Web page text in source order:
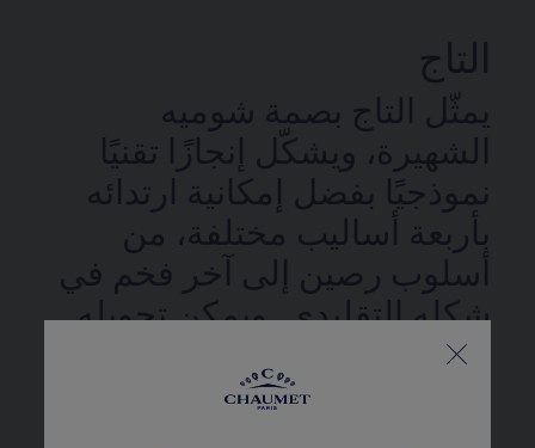
التاج
يمثّل التاج بصمة شوميه
الشهيرة، ويشكّل إنجازًا تقنيًا
نموذجيًا بفضل إمكانية ارتدائه
بأربعة أساليب مختلفة، من
أسلوب رصين إلى آخر فخم في
شكله التقليدي. ويمكن تحويله
إلى قناع جريء أو بروشات
متنوعة. تُحفّز أجنحته على